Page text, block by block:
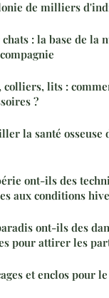
de milliers
: la base de la
colliers, lits :
?
la santé osseuse
ont-ils des
aux conditions
ont-ils des
pour attirer les
et enclos pour